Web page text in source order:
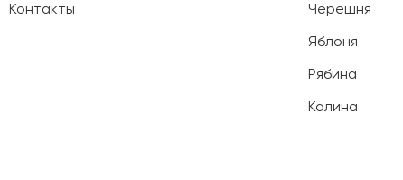
Контакты
Черешня
Яблоня
Рябина
Калина